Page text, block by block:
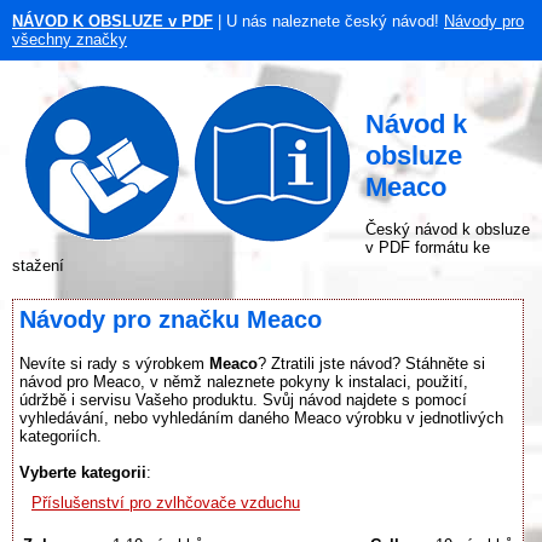
NÁVOD K OBSLUZE v PDF | U nás naleznete český návod! Návody pro
všechny značky
Návod k
obsluze
Meaco
Český návod k obsluze
v PDF formátu ke
stažení
Návody pro značku Meaco
Nevíte si rady s výrobkem Meaco? Ztratili jste návod? Stáhněte si
návod pro Meaco, v němž naleznete pokyny k instalaci, použití,
údržbě i servisu Vašeho produktu. Svůj návod najdete s pomocí
vyhledávání, nebo vyhledáním daného Meaco výrobku v jednotlivých
kategoriích.
Vyberte kategorii:
Příslušenství pro zvlhčovače vzduchu